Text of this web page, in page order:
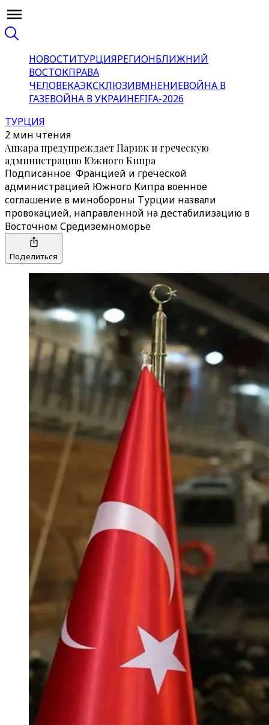
НОВОСТИТУРЦИЯРЕГИОНБЛИЖНИЙ
ВОСТОКПРАВА
ЧЕЛОВЕКАЭКСКЛЮЗИВМНЕНИЕВОЙНА В
ГАЗЕВОЙНА В УКРАИНЕFIFA-2026
ТУРЦИЯ
2 мин чтения
Анкара предупреждает Париж и греческую
администрацию Южного Кипра
Подписанное Францией и греческой
администрацией Южного Кипра военное
соглашение в минобороны Турции назвали
провокацией, направленной на дестабилизацию в
Восточном Средиземноморье
Поделиться